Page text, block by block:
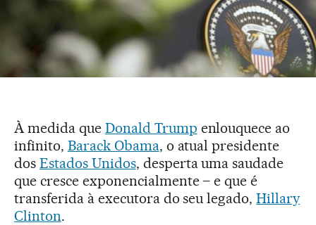
À medida que Donald Trump enlouquece ao
infinito, Barack Obama, o atual presidente
dos Estados Unidos, desperta uma saudade
que cresce exponencialmente – e que é
transferida à executora do seu legado,Hillary
Clinton.